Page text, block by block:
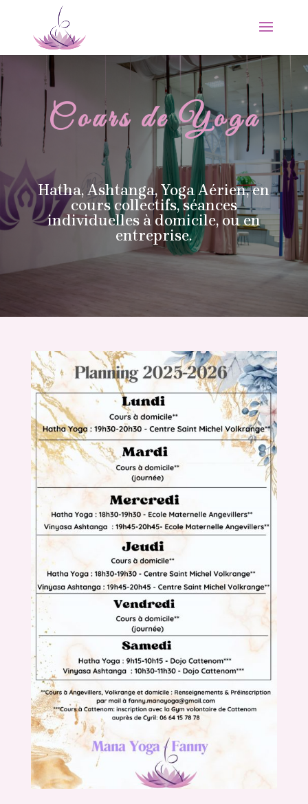
Cours de Yoga
Hatha, Ashtanga, Yoga Aérien, en
cours collectifs, séances
individuelles à domicile, ou en
entreprise.